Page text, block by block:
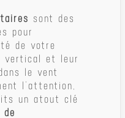
sont des
pour
de votre
vertical et leur
le vent
l’attention,
un atout clé